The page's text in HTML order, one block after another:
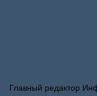
Главный редактор